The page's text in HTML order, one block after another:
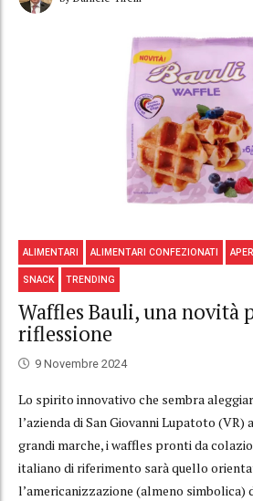
ALIMENTARI ALIMENTARI CONFEZIONATI
SNACK TRENDING
Waffles Bauli, una novità
riflessione
9 Novembre 2024
Lo spirito innovativo che sembra
l’azienda di San Giovanni Lupatoto
grandi marche, i waffles pronti da
italiano di riferimento sarà quello
l’americanizzazione (almeno simbolica)